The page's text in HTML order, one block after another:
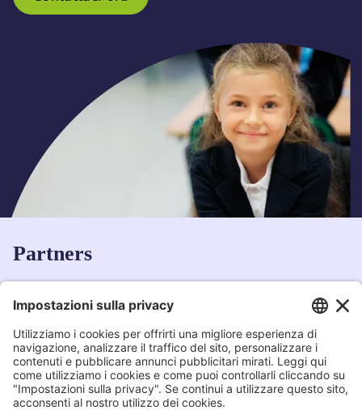
Partners